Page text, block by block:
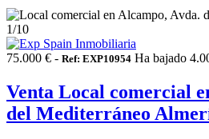
1/10
75.000 € - Ref: EXP10954 Ha bajado
Venta Local comercial
del Mediterráneo